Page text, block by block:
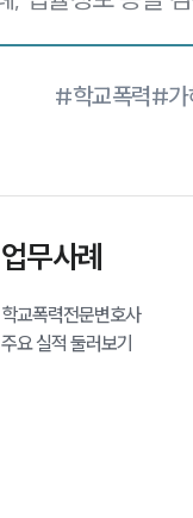
#학교폭력#가
업무사례
학교폭력전문변호사
주요 실적 둘러보기